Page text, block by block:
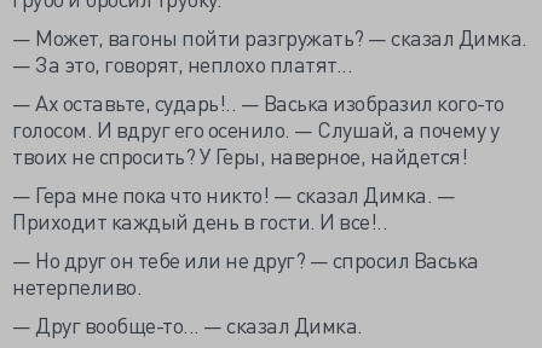
— Может, вагоны пойти разгружать? — сказал Димка.
— За это, говорят, неплохо платят...
— Ах оставьте, сударь!.. — Васька изобразил кого-то
голосом. И вдруг его осенило. — Слушай, а почему у
твоих не спросить? У Геры, наверное, найдется!
— Гера мне пока что никто! — сказал Димка. —
Приходит каждый день в гости. И все!..
— Но друг он тебе или не друг? — спросил Васька
нетерпеливо.
— Друг вообще-то... — сказал Димка.